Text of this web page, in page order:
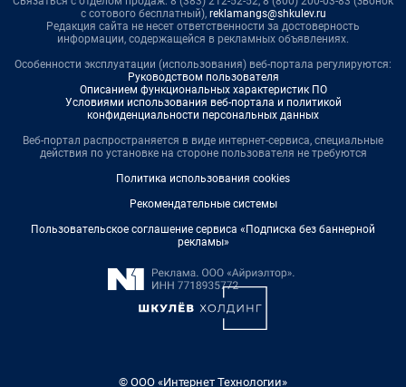
с сотового бесплатный), reklamangs@shkulev.ru
Редакция сайта не несет ответственности за достоверность
информации, содержащейся в рекламных объявлениях.
Особенности эксплуатации (использования) веб-портала регулируются:
Руководством пользователя
Описанием функциональных характеристик ПО
Условиями использования веб-портала и политикой
конфиденциальности персональных данных
Веб-портал распространяется в виде интернет-сервиса, специальные
действия по установке на стороне пользователя не требуются
Политика использования cookies
Рекомендательные системы
Пользовательское соглашение сервиса «Подписка без баннерной
рекламы»
© ООО «Интернет Технологии»